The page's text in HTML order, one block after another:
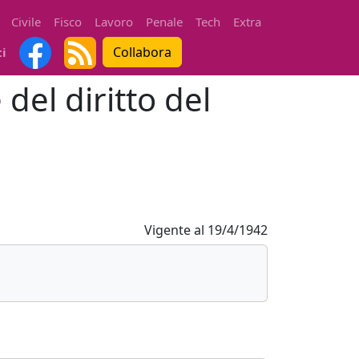
Civile Fisco Lavoro Penale Tech
Extra
Collabora
del diritto del
Vigente al 19/4/1942